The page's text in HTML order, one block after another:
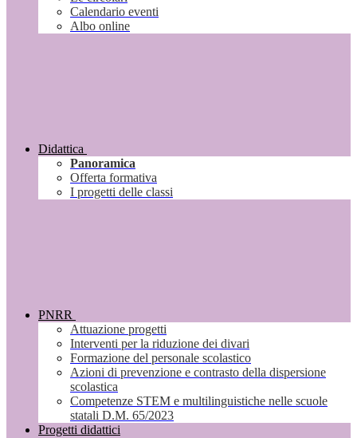
Calendario eventi
Albo online
Didattica
Panoramica
Offerta formativa
I progetti delle classi
PNRR
Attuazione progetti
Interventi per la riduzione dei divari
Formazione del personale scolastico
Azioni di prevenzione e contrasto della dispersione
scolastica
Competenze STEM e multilinguistiche nelle scuole
statali D.M. 65/2023
Progetti didattici